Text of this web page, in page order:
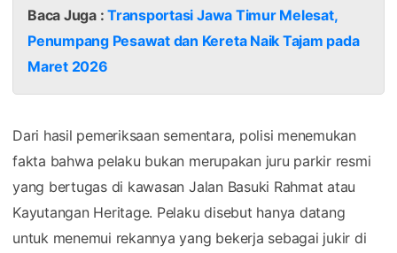
Baca Juga :Transportasi Jawa Timur Melesat,
Penumpang Pesawat dan Kereta Naik Tajam pada
Maret 2026
Dari hasil pemeriksaan sementara, polisi menemukan
fakta bahwa pelaku bukan merupakan juru parkir resmi
yang bertugas di kawasan Jalan Basuki Rahmat atau
Kayutangan Heritage. Pelaku disebut hanya datang
untuk menemui rekannya yang bekerja sebagai jukir di